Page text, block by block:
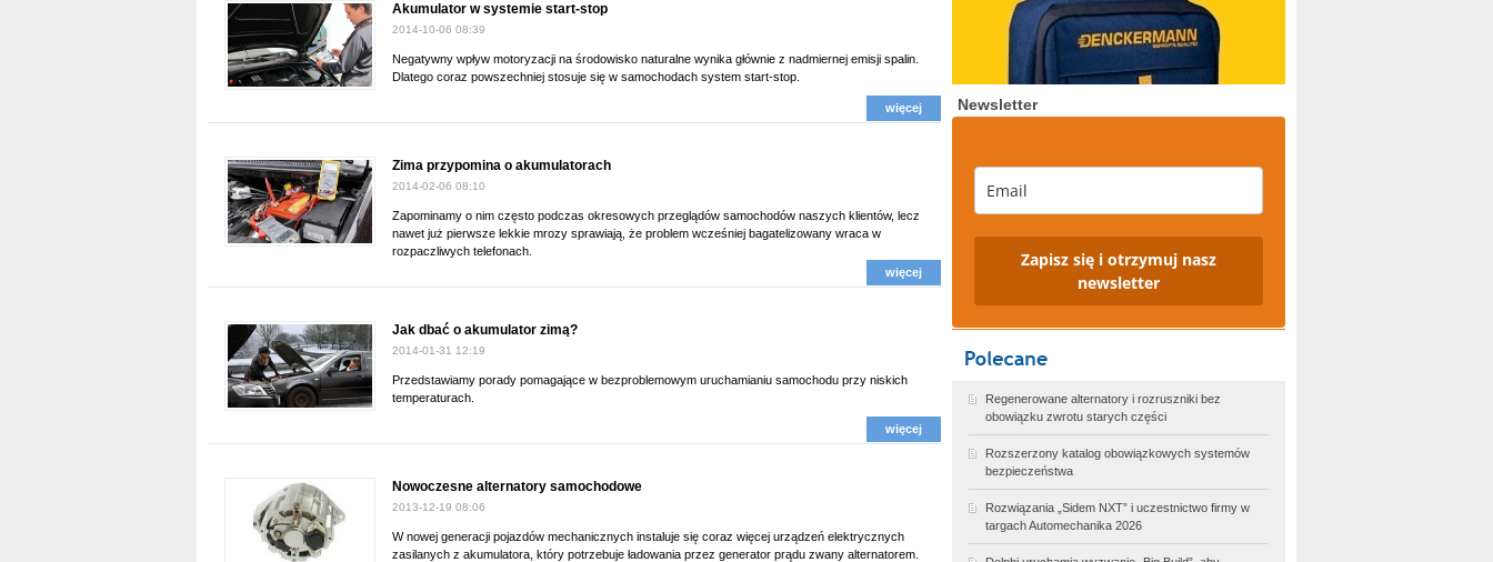
Akumulator w systemie start-stop
2014-10-06 08:39
Negatywny wpływ motoryzacji na środowisko naturalne wynika głównie z nadmiernej emisji spalin.
Dlatego coraz powszechniej stosuje się w samochodach system start-stop.
więcej
Zima przypomina o akumulatorach
2014-02-06 08:10
Zapominamy o nim często podczas okresowych przeglądów samochodów naszych klientów, lecz
nawet już pierwsze lekkie mrozy sprawiają, że problem wcześniej bagatelizowany wraca w
rozpaczliwych telefonach.
więcej
Jak dbać o akumulator zimą?
2014-01-31 12:19
Przedstawiamy porady pomagające w bezproblemowym uruchamianiu samochodu przy niskich
temperaturach.
więcej
Nowoczesne alternatory samochodowe
2013-12-19 08:06
W nowej generacji pojazdów mechanicznych instaluje się coraz więcej urządzeń elektrycznych
zasilanych z akumulatora, który potrzebuje ładowania przez generator prądu zwany alternatorem.
Newsletter
Zapisz się i otrzymuj nasz
newsletter
Regenerowane alternatory i rozruszniki bez
obowiązku zwrotu starych części
Rozszerzony katalog obowiązkowych systemów
bezpieczeństwa
Rozwiązania „Sidem NXT” i uczestnictwo firmy w
targach Automechanika 2026